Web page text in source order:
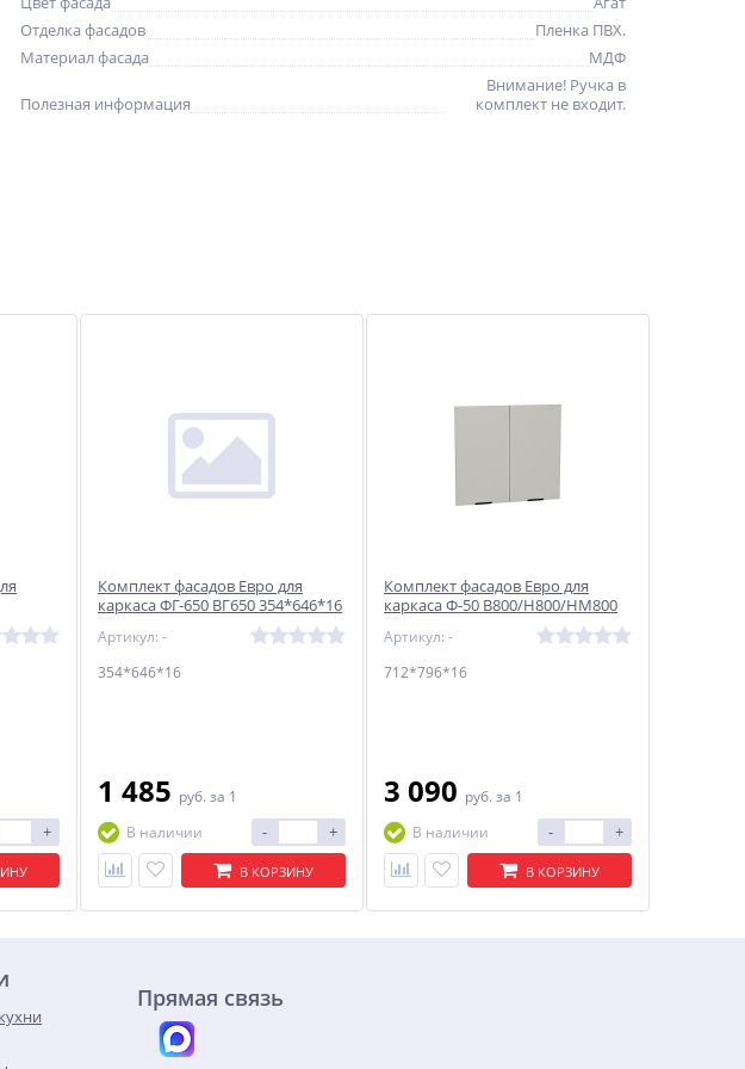
Отделка фасадов
Пленка ПВХ.
Материал фасада
МДФ
Полезная информация
Внимание! Ручка в
комплект не входит.
+
Комплект фасадов Евро для
каркаса ФГ-650 ВГ650 354*646*16
Артикул: -
354*646*16
1 485 руб. за 1
В наличии
- +
В КОРЗИНУ
Комплект фасадов Евро для
каркаса Ф-50 В800/Н800/НМ800
Артикул: -
712*796*16
3 090 руб. за 1
В наличии
- +
В КОРЗИНУ
Прямая связь